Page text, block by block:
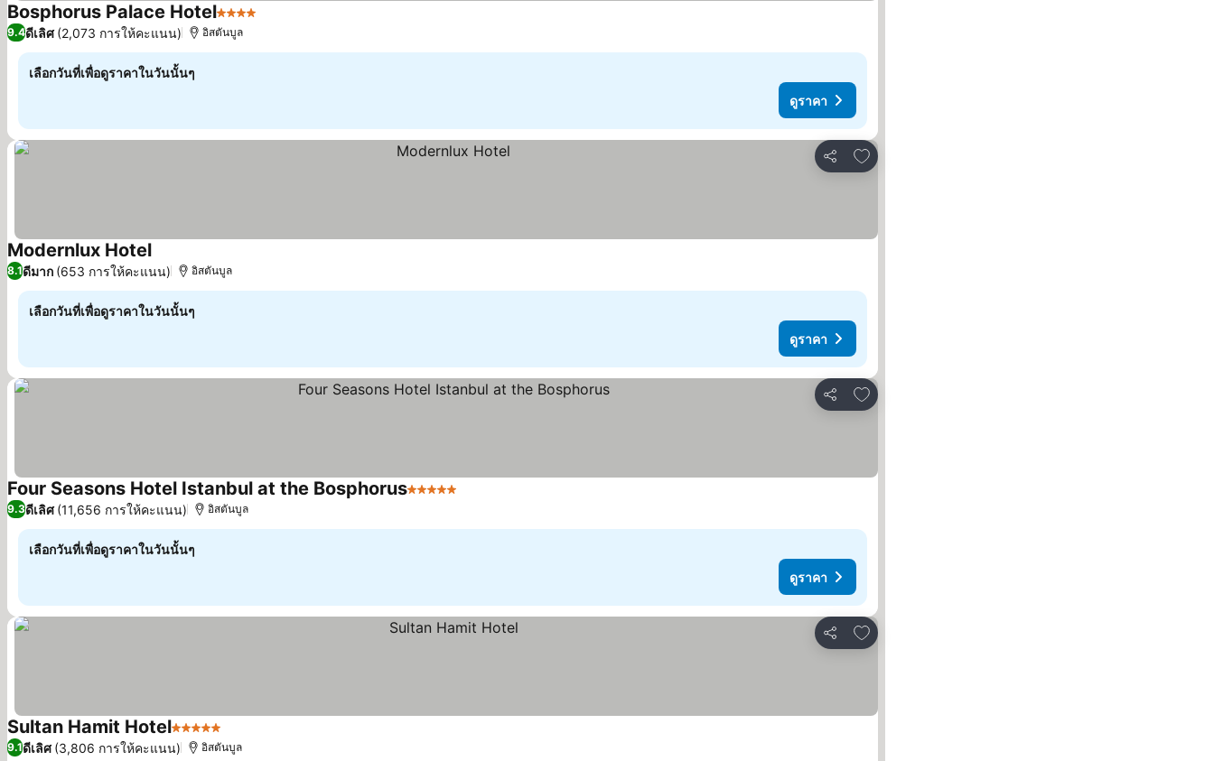
Bosphorus Palace Hotel4 ดาว
9.4ดีเลิศ (2,073 การให้คะแนน) อิสตันบูล
เลือกวันที่เพื่อดูราคาในวันนั้นๆ
ดูราคา
แชร์
เพิ่มในรายการโปรด
Modernlux Hotel
8.1ดีมาก (653 การให้คะแนน) อิสตันบูล
เลือกวันที่เพื่อดูราคาในวันนั้นๆ
ดูราคา
แชร์
เพิ่มในรายการโปรด
Four Seasons Hotel Istanbul at the Bosphorus5 ดาว
9.3ดีเลิศ (11,656 การให้คะแนน) อิสตันบูล
เลือกวันที่เพื่อดูราคาในวันนั้นๆ
ดูราคา
แชร์
เพิ่มในรายการโปรด
Sultan Hamit Hotel5 ดาว
9.1ดีเลิศ (3,806 การให้คะแนน) อิสตันบูล